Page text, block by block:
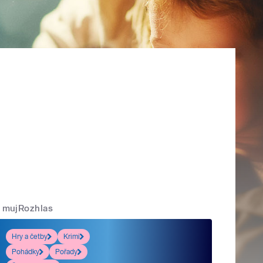
mujRozhlas
Hry a četby
Krimi
Pohádky
Pořady